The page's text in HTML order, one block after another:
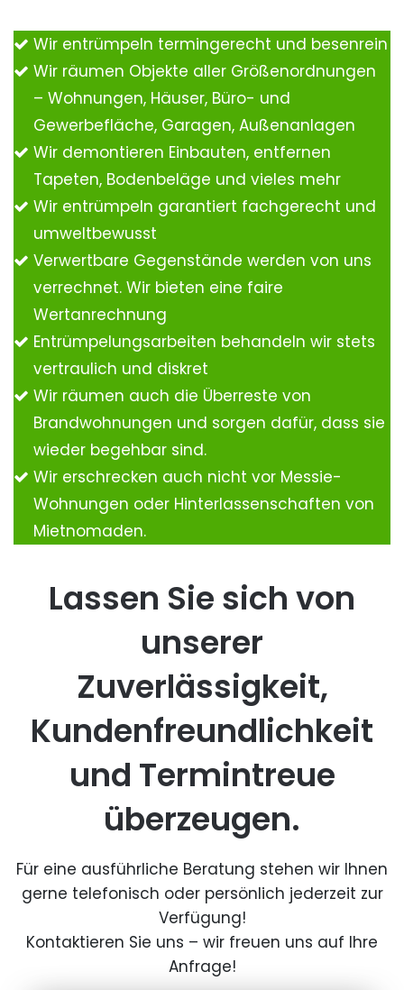
Wir entrümpeln termingerecht und besenrein
Wir räumen Objekte aller Größenordnungen
– Wohnungen, Häuser, Büro- und
Gewerbefläche, Garagen, Außenanlagen
Wir demontieren Einbauten, entfernen
Tapeten, Bodenbeläge und vieles mehr
Wir entrümpeln garantiert fachgerecht und
umweltbewusst
Verwertbare Gegenstände werden von uns
verrechnet. Wir bieten eine faire
Wertanrechnung
Entrümpelungsarbeiten behandeln wir stets
vertraulich und diskret
Wir räumen auch die Überreste von
Brandwohnungen und sorgen dafür, dass sie
wieder begehbar sind.
Wir erschrecken auch nicht vor Messie-
Wohnungen oder Hinterlassenschaften von
Mietnomaden.
Lassen Sie sich von
unserer
Zuverlässigkeit,
Kundenfreundlichkeit
und Termintreue
überzeugen.
Für eine ausführliche Beratung stehen wir Ihnen
gerne telefonisch oder persönlich jederzeit zur
Verfügung!
Kontaktieren Sie uns – wir freuen uns auf Ihre
Anfrage!